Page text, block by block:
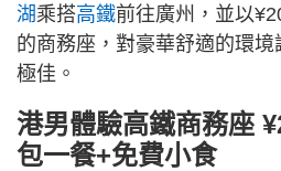
湖乘搭高鐵前往廣州，並以
的商務座，對豪華舒適的環
極佳。
港男體驗高鐵商務座
包一餐+免費小食